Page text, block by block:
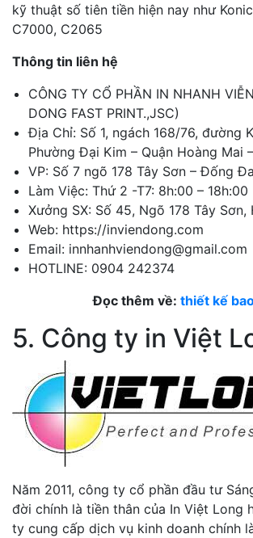
kỹ thuật số tiên tiền hiện nay như
C7000, C2065
Thông tin liên hệ
CÔNG TY CỔ PHẦN IN NHANH
DONG FAST PRINT.,JSC)
Địa Chỉ: Số 1, ngách 168/76, đường
Phường Đại Kim – Quận Hoàng Mai
VP: Số 7 ngõ 178 Tây Sơn – Đống
Làm Việc: Thứ 2 -T7: 8h:00 – 18h:00
Xưởng SX: Số 45, Ngõ 178 Tây Sơn,
Web: https://inviendong.com
Email: innhanhviendong@gmail.com
HOTLINE: 0904 242374
Đọc thêm về: thiết kế
5. Công ty in Việt
Năm 2011, công ty cổ phần đầu tư
đời chính là tiền thân của In Việt Long
ty cung cấp dịch vụ kinh doanh chính